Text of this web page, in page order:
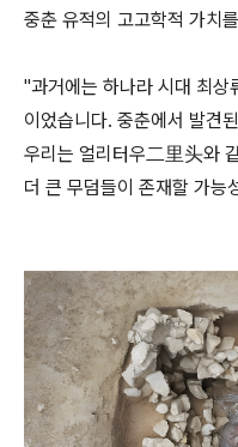
중춘 유적의 고고학적 가치
"과거에는 하나라 시대 최상
이었습니다. 중춘에서 발견
우리는 얼리터우二里头와
더 큰 무덤들이 존재할 가능